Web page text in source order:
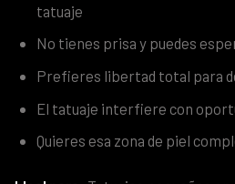
tatuaje
No tienes prisa y puedes
Prefieres libertad total para
El tatuaje interfiere con
Quieres esa zona de piel